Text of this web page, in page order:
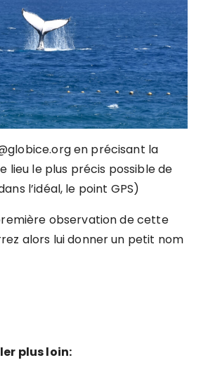
en précisant la
lieu le plus précis possible de
l’idéal, le point GPS)
observation de cette
alors lui donner un petit nom
plus loin: